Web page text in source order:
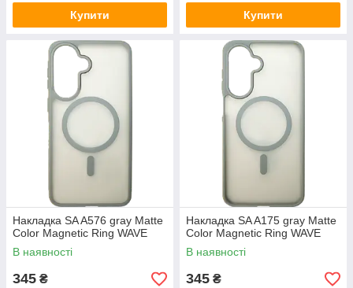
Купити Купити
Накладка SA A576 gray Matte
Color Magnetic Ring WAVE
В наявності
345 ₴
Накладка SA A175 gray Matte
Color Magnetic Ring WAVE
В наявності
345 ₴